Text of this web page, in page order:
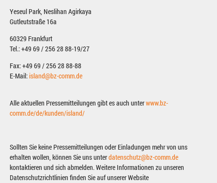
Yeseul Park, Neslihan Agirkaya
Gutleutstraße 16a
60329 Frankfurt
Tel.: +49 69 / 256 28 88-19/27
Fax: +49 69 / 256 28 88-88
E-Mail:island@bz-comm.de
Alle aktuellen Pressemitteilungen gibt es auch unterwww.bz-
comm.de/de/kunden/island/
Sollten Sie keine Pressemitteilungen oder Einladungen mehr von uns
erhalten wollen, können Sie uns unterdatenschutz@bz-comm.de
kontaktieren und sich abmelden. Weitere Informationen zu unseren
Datenschutzrichtlinien finden Sie auf unserer Website